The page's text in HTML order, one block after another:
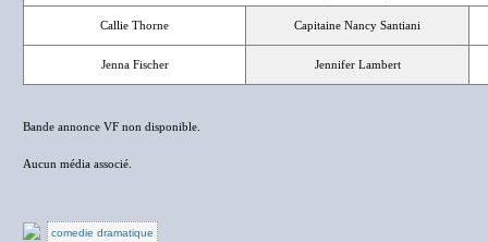
Callie Thorne Capitaine Nancy Santiani
Jenna Fischer Jennifer Lambert
Bande annonce VF non disponible.
Aucun média associé.
comedie dramatique